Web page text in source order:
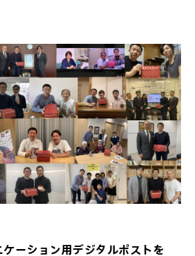
ーション用デジタルポストを